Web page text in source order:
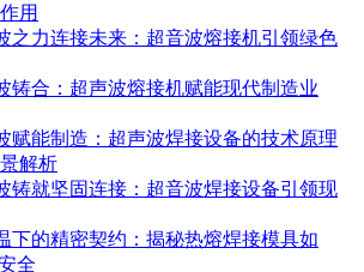
用
之力连接未来：超音波熔接机引领绿色
铸合：超声波熔接机赋能现代制造业
赋能制造：超声波焊接设备的技术原理
解析
铸就坚固连接：超音波焊接设备引领现
下的精密契约：揭秘热熔焊接模具如
全